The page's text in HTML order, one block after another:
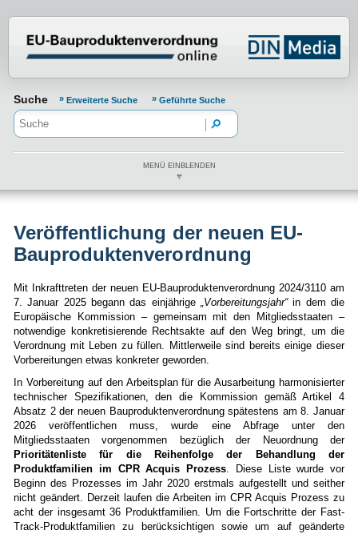
Suche Erweiterte Suche Geführte Suche
MENÜ EINBLENDEN
Veröffentlichung der neuen EU-
Bauprodukten­verordnung
Mit Inkrafttreten der neuen EU-Bauproduktenverordnung 2024/3110 am
7. Januar 2025 begann das einjährige„Vorbereitungsjahr“in dem die
Europäische Kommission – gemeinsam mit den Mitgliedsstaaten –
notwendige konkretisierende Rechtsakte auf den Weg bringt, um die
Verordnung mit Leben zu füllen. Mittlerweile sind bereits einige dieser
Vorbereitungen etwas konkreter geworden.
In Vorbereitung auf den Arbeitsplan für die Ausarbeitung harmonisierter
technischer Spezifikationen, den die Kommission gemäß Artikel 4
Absatz 2 der neuen Bauproduktenverordnung spätestens am 8. Januar
2026 veröffentlichen muss, wurde eine Abfrage unter den
Mitgliedsstaaten vorgenommen bezüglich der Neuordnung der
Prioritätenliste für die Reihenfolge der Behandlung der
Produktfamilien im CPR Acquis Prozess. Diese Liste wurde vor
Beginn des Prozesses im Jahr 2020 erstmals aufgestellt und seither
nicht geändert. Derzeit laufen die Arbeiten im CPR Acquis Prozess zu
acht der insgesamt 36 Produktfamilien. Um die Fortschritte der Fast-
Track-Produktfamilien zu berücksichtigen sowie um auf geänderte